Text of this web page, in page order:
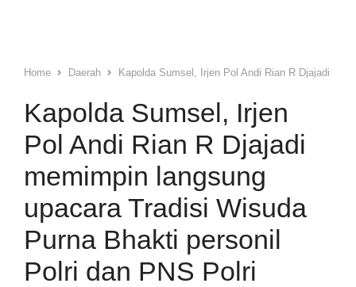
Home Daerah Kapolda Sumsel, Irjen Pol Andi Rian R Djajadi
Kapolda Sumsel, Irjen
Pol Andi Rian R Djajadi
memimpin langsung
upacara Tradisi Wisuda
Purna Bhakti personil
Polri dan PNS Polri